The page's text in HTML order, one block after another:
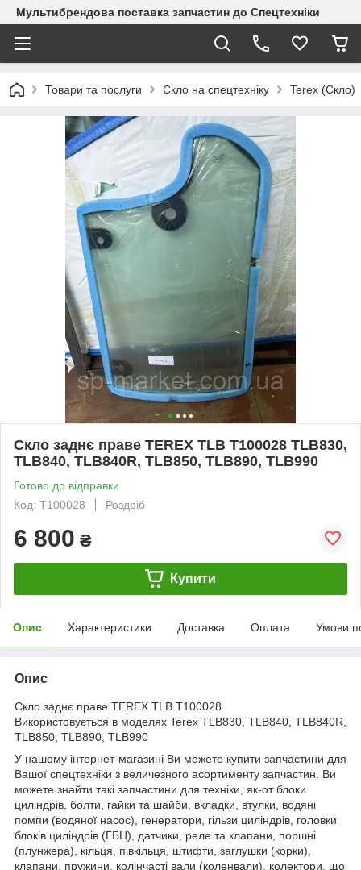
Мультибрендова поставка запчастин до Спецтехніки
Товари та послуги Скло на спецтехніку Terex (Скло)
Скло заднє праве TEREX TLB T100028 TLB830,
TLB840, TLB840R, TLB850, TLB890, TLB990
Готово до відправки
Код: T100028
Роздріб
6 800 ₴
Купити
Опис Характеристики Доставка Оплата Умови
Опис
Скло заднє праве TEREX TLB T100028
Використовується в моделях Terex TLB830, TLB840, TLB840R,
TLB850, TLB890, TLB990
У нашому інтернет-магазині Ви можете купити запчастини для
Вашої спецтехніки з величезного асортименту запчастин. Ви
можете знайти такі запчастини для техніки, як-от блоки
циліндрів, болти, гайки та шайби, вкладки, втулки, водяні
помпи (водяної насос), генератори, гільзи циліндрів, головки
блоків циліндрів (ГБЦ), датчики, реле та клапани, поршні
(плунжера), кільця, півкільця, штифти, заглушки (корки),
клапани, пружини, колінчасті вали (коленвали), колектори, що